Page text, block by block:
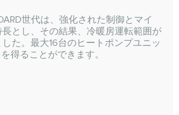
世代は、強化された制御とマイ
とし、その結果、冷暖房運転範囲が
た。最大16台のヒートポンプユニッ
得ることができます。